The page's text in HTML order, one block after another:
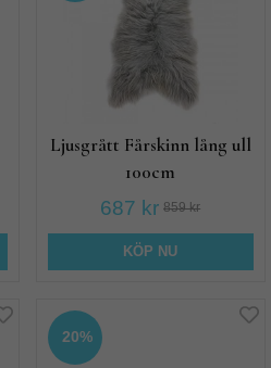
Ljusgrått Fårskinn lång ull
100cm
687 kr 859 kr
KÖP NU
20%